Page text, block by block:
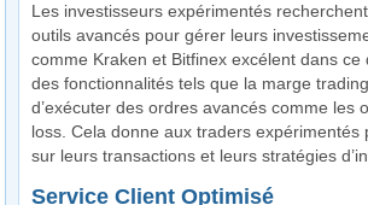
Les investisseurs expérimentés
outils avancés pour gérer leurs
comme Kraken et Bitfinex excélent dans ce
des fonctionnalités tels que la marge
d’exécuter des ordres avancés comme les
loss. Cela donne aux traders expérimentés
sur leurs transactions et leurs stratégies
Service Client Optimisé